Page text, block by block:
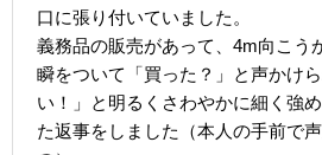
口に張り付いていました。
義務品の販売があって、4m向こう
瞬をついて「買った？」と声かけ
い！」と明るくさわやかに細く強
た返事をしました（本人の手前で